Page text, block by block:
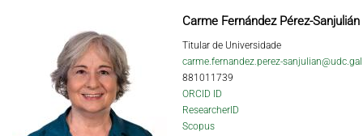
Carme Fernández Pérez-Sanjulián
Titular de Universidade
carme.fernandez.perez-sanjulian@udc.gal
881011739
ORCID ID
ResearcherID
Scopus